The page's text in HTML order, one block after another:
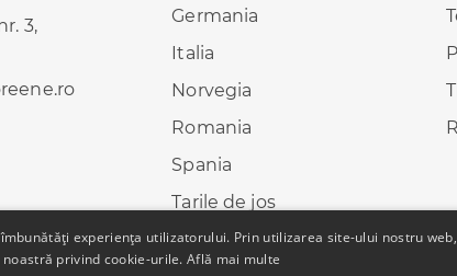
3,
Germania
Italia
Norvegia
Romania
Spania
Tarile de jos
UE
experiența utilizatorului. Prin utilizarea site-ului nostru
privind cookie-urile.Află mai multe